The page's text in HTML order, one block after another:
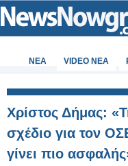
ΝΕΑ VIDEO NEA
Χρίστος Δήμας:
σχέδιο για τον
γίνει πιο